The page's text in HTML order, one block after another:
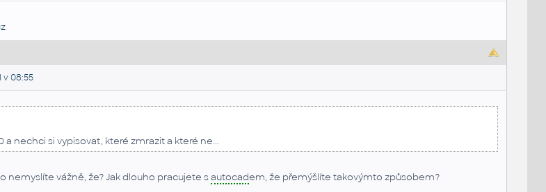
v 08:55
a nechci si vypisovat, které zmrazit a které ne...
nemyslíte vážně, že? Jak dlouho pracujete sautocadem, že přemýšlíte takovýmto způsobem?